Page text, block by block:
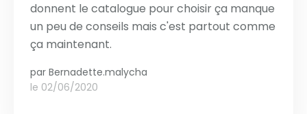
donnent le catalogue pour choisir ça manque
un peu de conseils mais c'est partout comme
ça maintenant.
par Bernadette.malycha
le 02/06/2020